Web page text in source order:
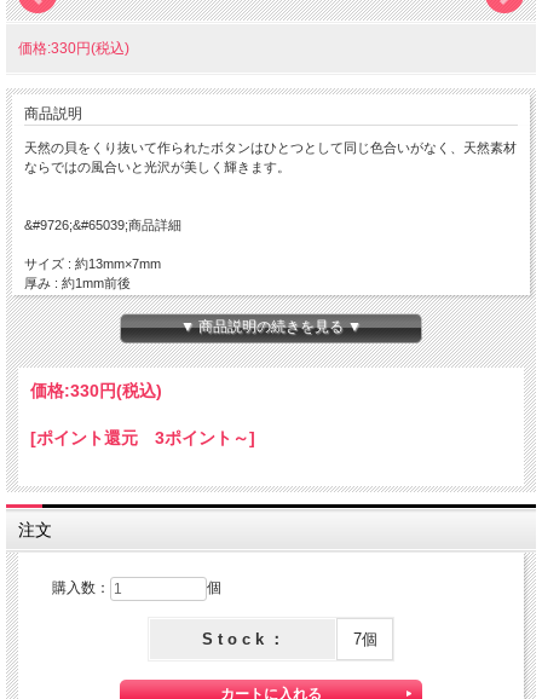
価格:330円(税込)
商品説明
天然の貝をくり抜いて作られたボタンはひとつとして同じ色合いがなく、天然素材
ならではの風合いと光沢が美しく輝きます。
&#9726;&#65039;商品詳細
サイズ : 約13mm×7mm
厚み : 約1mm前後
カラー : ホワイト(ややグレーがかったものが入ることもあります)
&#9726;&#65039;ご注意
&#8226;天然素材を使用しているため、色柄の出方に少々の差異が生じます。
&#8226;実際の商品とカラーサンプル画像とで濃淡や形が異なる場合がございま
す。
&#8226;穴の位置や形が均一でない場合がございます。
▼ 商品説明の続きを見る ▼
価格:330円(税込)
[ポイント還元 3ポイント～]
注文
購入数： 個
S t o c k ： 7個